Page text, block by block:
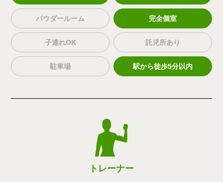
パウダールーム 完全個室
子連れOK 託児所あり
駐車場 駅から徒歩5分以内
トレーナー